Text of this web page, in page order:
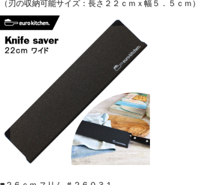
（刃の収納可能サイズ：長さ２２ｃｍｘ幅５．５ｃｍ）